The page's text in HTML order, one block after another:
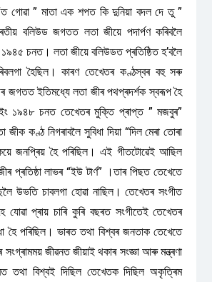
গোৱা ” মাতা এক শপত কি দুনিয়া বদল দে তু ”
বলিউড জগতত লতা জীয়ে পদাৰ্পণ কৰিবলৈ
চনত। লতা জীয়ে বলিউডত প্ৰতিষ্ঠিত হ’বলৈ
হৈছিল। কাৰণ তেখেতৰ কণ্ঠস্বৰ বহু সৰু
জগতত ইতিমধ্যে লতা জীৰ পথপ্ৰদৰ্শক স্বৰূপ হৈ
ইং ১৯৪৮ চনত তেখেতৰ মুক্তি প্ৰাপ্ত ” মজবুৰ”
জীক কণ্ঠ নিগৰাবলৈ সুবিধা দিয়া “দিল মেৰা তোৰা
জনপ্ৰিয় হৈ পৰিছিল। এই গীতটোৱেই আছিল
প্ৰতিষ্ঠা লাভৰ “ইউ টাৰ্ণ” ।তাৰ পিছত তেখেতে
উভতি চাবলগা হোৱা নাছিল। তেখেতৰ সংগীত
প্ৰায় চাৰি কুৰি বছৰত সংগীতেই তেখেতৰ
হৈ পৰিছিল। ভাৰত তথা বিশ্বৰ জনতাক তেখেতে
সংগ্ৰামময় জীৱনত জীয়াই থকাৰ সংজ্ঞা আৰু মন্ত্ৰণা
তথা বিশ্বই দিছিল তেখেতক দিছিল অকৃত্ৰিম